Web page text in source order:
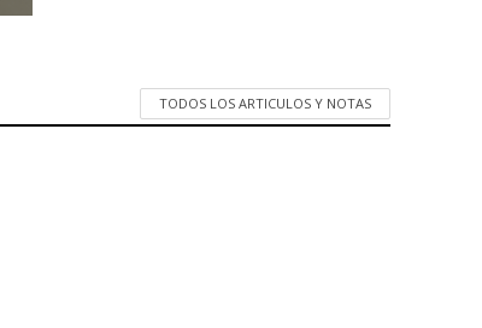
TODOS LOS ARTICULOS Y NOTAS